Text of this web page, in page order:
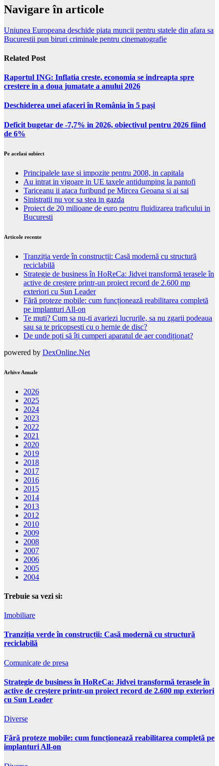
Navigare în articole
Uniunea Europeana deschide piata muncii pentru statele din afara sa
Bucurestii pun biruri criminale pentru cinematografie
Related Post
Raportul ING: Inflatia creste, economia se indreapta spre
crestere in a doua jumatate a anului 2026
Deschiderea unei afaceri în România în 5 pași
Deficit bugetar de -7,7% in 2026, obiectivul pentru 2026 fiind
de 6%
Pe acelasi subiect
Principalele taxe si impozite pentru 2008, in capitala
Au intrat in vigoare in UE taxele antidumping la pantofi
Tariceanu ii ataca furibund pe Mircea Geoana si ai sai
Sinistratii nu vor sa stea in gazda
Proiect de 20 milioane de euro pentru fluidizarea traficului in
Bucuresti
Articole recente
Tranziția verde în construcții: Casă modernă cu structură
reciclabilă
Strategie de business în HoReCa: Jidvei transformă terasele în
active de creștere printr-un proiect record de 2.600 mp
exteriori cu Sun Leader
Fără proteze mobile: cum funcționează reabilitarea completă
pe implanturi All-on
Te muti? Cum sa nu-ti avariezi lucrurile, sa nu zgarii podeaua
sau sa te pricopsesti cu o hernie de disc?
De unde poți să îți cumperi aparatul de aer condiționat?
powered by DexOnline.Net
Arhive Anuale
2026
2025
2024
2023
2022
2021
2020
2019
2018
2017
2016
2015
2014
2013
2012
2010
2009
2008
2007
2006
2005
2004
Trebuie sa vezi si:
Imobiliare
Tranziția verde în construcții: Casă modernă cu structură
reciclabilă
Comunicate de presa
Strategie de business în HoReCa: Jidvei transformă terasele în
active de creștere printr-un proiect record de 2.600 mp exteriori
cu Sun Leader
Diverse
Fără proteze mobile: cum funcționează reabilitarea completă pe
implanturi All-on